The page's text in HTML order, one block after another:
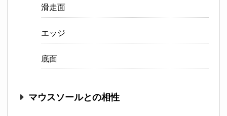
滑走面
エッジ
底面
マウスソールとの相性